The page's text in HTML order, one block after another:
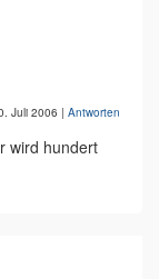
Juli 2006 | Antworten
wird hundert